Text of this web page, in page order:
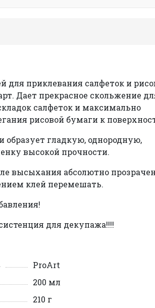
для приклевания салфеток и
Дает прекрасное скольжение
салфеток и максимально
рисовой бумаги к
гладкую, однородную,
высокой прочности.
высыхания абсолютно
клей перемешать.
для декупажа!!!!
ProArt
200 мл
210 г